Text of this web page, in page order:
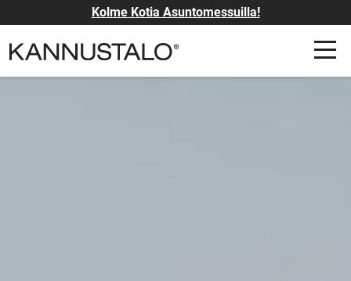
Kolme Kotia Asuntomessuilla!